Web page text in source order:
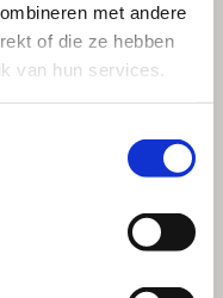
met andere
of die ze hebben
van hun services.